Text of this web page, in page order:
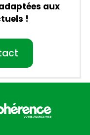
aux
!